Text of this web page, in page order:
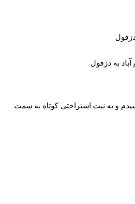
به دزفول
و به نیت استراحتی کوتاه به سمت